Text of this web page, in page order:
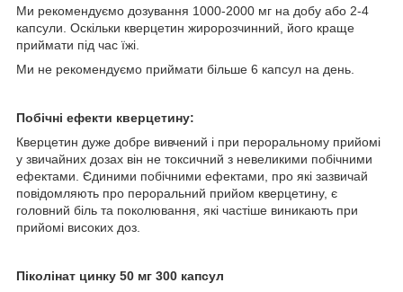
Ми рекомендуємо дозування 1000-2000 мг на добу або 2-4
капсули. Оскільки кверцетин жиророзчинний, його краще
приймати під час їжі.
Ми не рекомендуємо приймати більше 6 капсул на день.
Побічні ефекти кверцетину:
Кверцетин дуже добре вивчений і при пероральному прийомі
у звичайних дозах він не токсичний з невеликими побічними
ефектами. Єдиними побічними ефектами, про які зазвичай
повідомляють про пероральний прийом кверцетину, є
головний біль та поколювання, які частіше виникають при
прийомі високих доз.
Піколінат цинку 50 мг 300 капсул